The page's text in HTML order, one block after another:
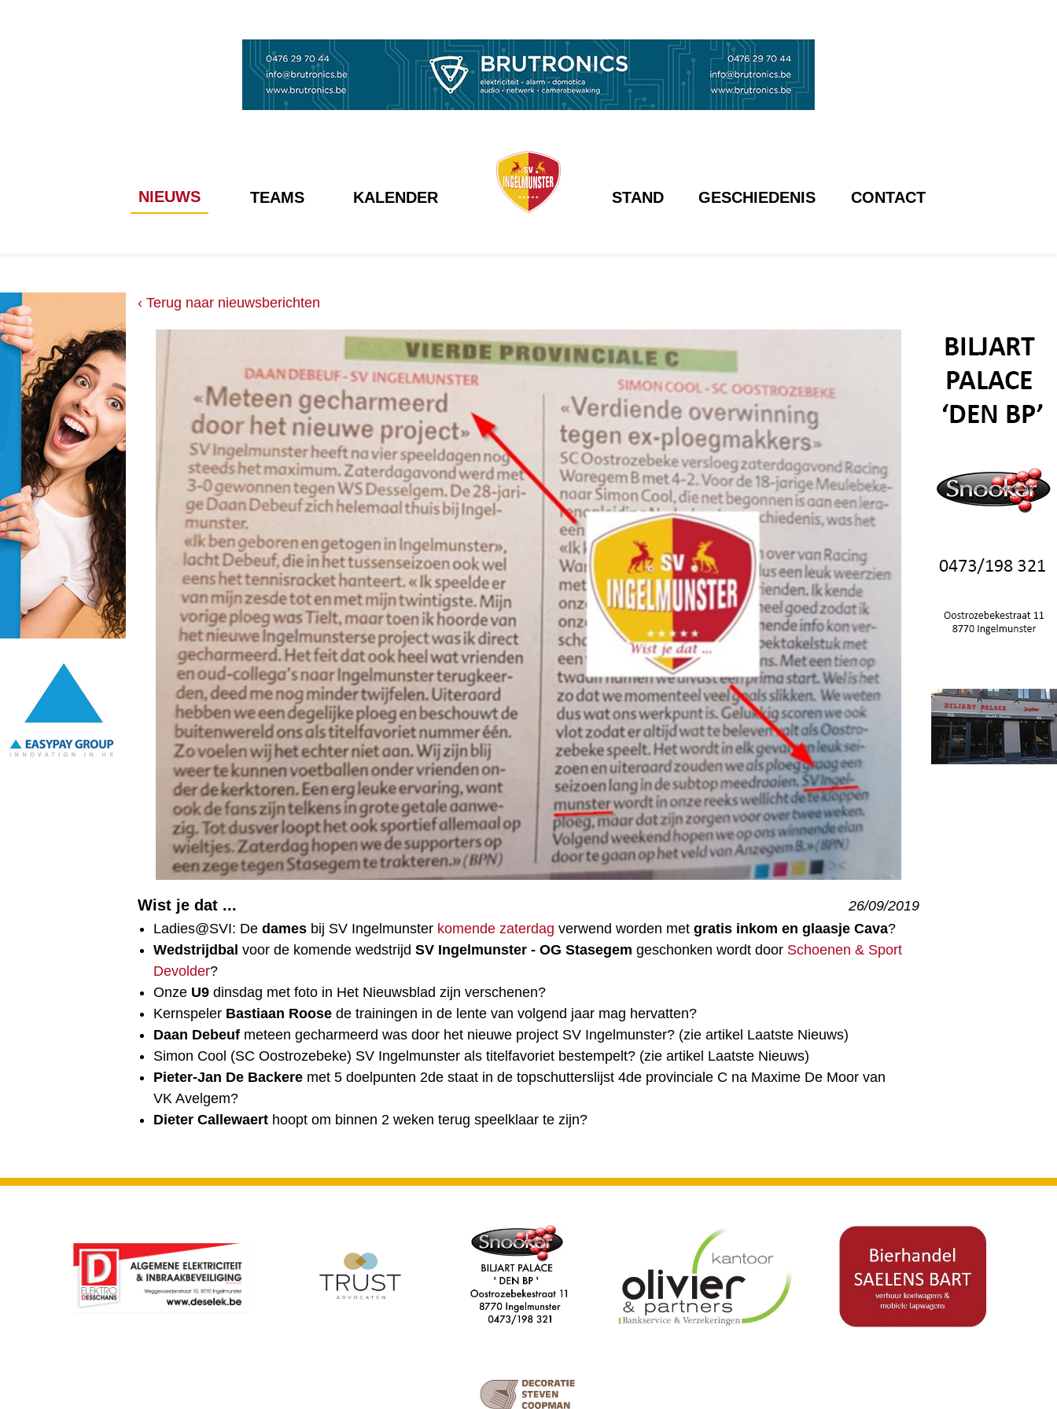
NIEUWS TEAMS KALENDER STAND GESCHIEDENIS CONTACT
‹ Terug naar nieuwsberichten
Wist je dat ...
26/09/2019
Ladies@SVI: De dames bij SV Ingelmunster komende zaterdag verwend worden met gratis inkom en glaasje Cava?
Wedstrijdbal voor de komende wedstrijd SV Ingelmunster - OG Stasegem geschonken wordt door Schoenen & Sport
Devolder?
Onze U9 dinsdag met foto in Het Nieuwsblad zijn verschenen?
Kernspeler Bastiaan Roose de trainingen in de lente van volgend jaar mag hervatten?
Daan Debeuf meteen gecharmeerd was door het nieuwe project SV Ingelmunster? (zie artikel Laatste Nieuws)
Simon Cool (SC Oostrozebeke) SV Ingelmunster als titelfavoriet bestempelt? (zie artikel Laatste Nieuws)
Pieter-Jan De Backere met 5 doelpunten 2de staat in de topschutterslijst 4de provinciale C na Maxime De Moor van
VK Avelgem?
Dieter Callewaert hoopt om binnen 2 weken terug speelklaar te zijn?